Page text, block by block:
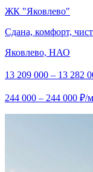
ЖК "Яковлево"
Сдана, комфорт,
Яковлево, НАО
13 209 000 – 13 282
244 000 – 244 000 ₽/